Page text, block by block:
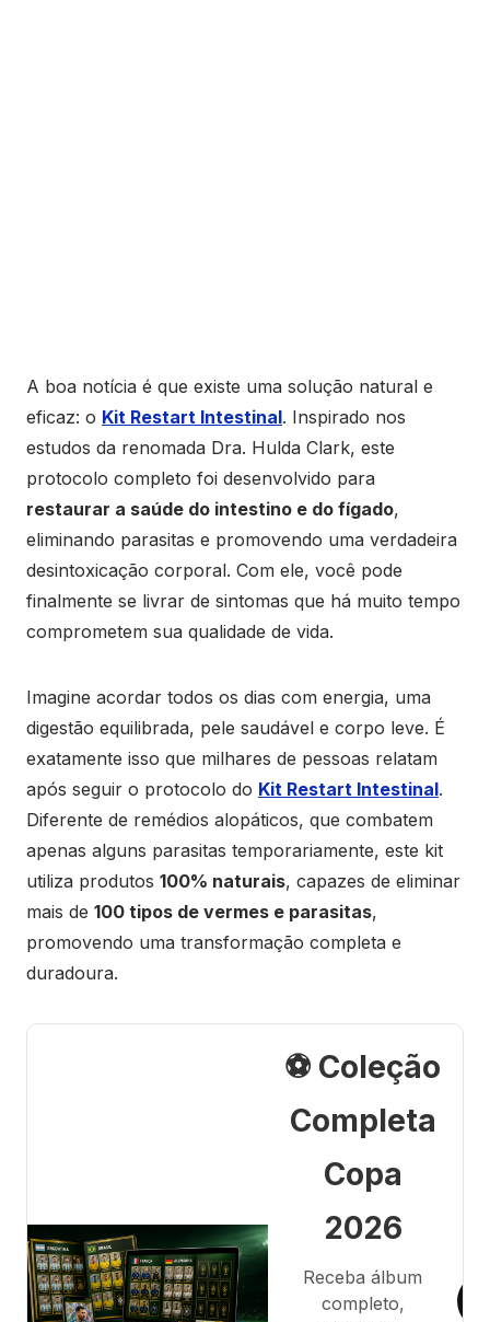
A boa notícia é que existe uma solução natural e
eficaz: o Kit Restart Intestinal. Inspirado nos
estudos da renomada Dra. Hulda Clark, este
protocolo completo foi desenvolvido para
restaurar a saúde do intestino e do fígado,
eliminando parasitas e promovendo uma verdadeira
desintoxicação corporal. Com ele, você pode
finalmente se livrar de sintomas que há muito tempo
comprometem sua qualidade de vida.
Imagine acordar todos os dias com energia, uma
digestão equilibrada, pele saudável e corpo leve. É
exatamente isso que milhares de pessoas relatam
após seguir o protocolo do Kit Restart Intestinal.
Diferente de remédios alopáticos, que combatem
apenas alguns parasitas temporariamente, este kit
utiliza produtos 100% naturais, capazes de eliminar
mais de 100 tipos de vermes e parasitas,
promovendo uma transformação completa e
duradoura.
⚽ Coleção
Completa
Copa
2026
Receba álbum
completo,